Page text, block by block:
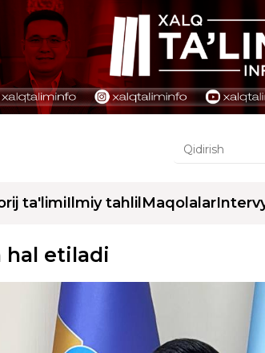
ta'limiIlmiy tahlil Maqolalar
hal etiladi